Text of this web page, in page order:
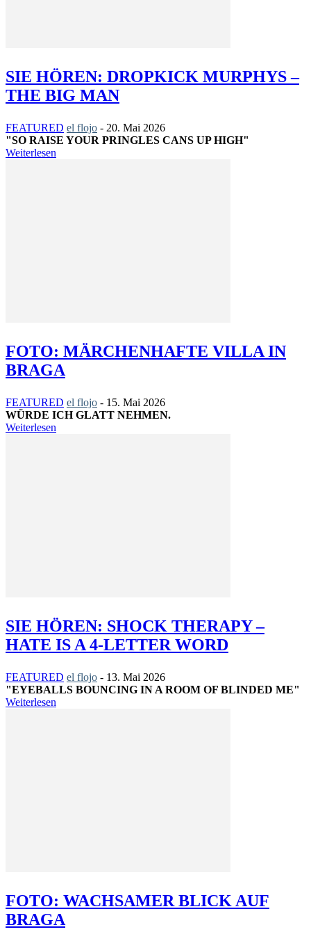
SIE HÖREN: DROPKICK MURPHYS –
THE BIG MAN
FEATURED el flojo - 20. Mai 2026
"SO RAISE YOUR PRINGLES CANS UP HIGH"
Weiterlesen
FOTO: MÄRCHENHAFTE VILLA IN
BRAGA
FEATURED el flojo - 15. Mai 2026
WÜRDE ICH GLATT NEHMEN.
Weiterlesen
SIE HÖREN: SHOCK THERAPY –
HATE IS A 4-LETTER WORD
FEATURED el flojo - 13. Mai 2026
"EYEBALLS BOUNCING IN A ROOM OF BLINDED ME"
Weiterlesen
FOTO: WACHSAMER BLICK AUF
BRAGA